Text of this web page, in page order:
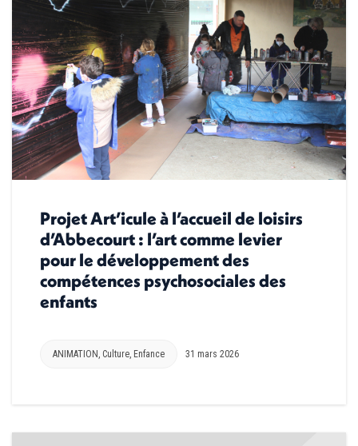
Projet Art’icule à l’accueil de loisirs
d’Abbecourt : l’art comme levier
pour le développement des
compétences psychosociales des
enfants
ANIMATION Culture Enfance 31 mars 2026